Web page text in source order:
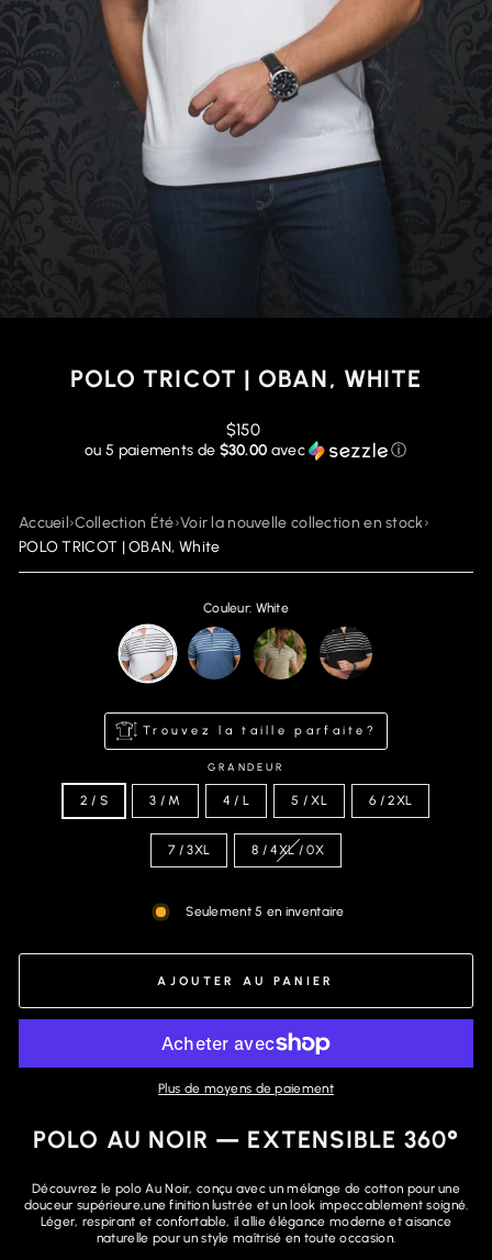
POLO TRICOT | OBAN, WHITE
Prix
régulier
$150
ou 5 paiements de $30.00 avec ⓘ
Accueil›Collection Été›Voir la nouvelle collection en stock›
POLO TRICOT | OBAN, White
Couleur: White
Trouvez la taille parfaite?
GRANDEUR
2 / S 3 / M 4 / L 5 / XL 6 / 2XL
7 / 3XL 8 / 4XL / 0X
Seulement 5 en inventaire
AJOUTER AU PANIER
Plus de moyens de paiement
POLO AU NOIR — EXTENSIBLE 360°
Découvrez le polo Au Noir, conçu avec un mélange de cotton pour une
douceur supérieure,une finition lustrée et un look impeccablement soigné.
Léger, respirant et confortable, il allie élégance moderne et aisance
naturelle pour un style maîtrisé en toute occasion.